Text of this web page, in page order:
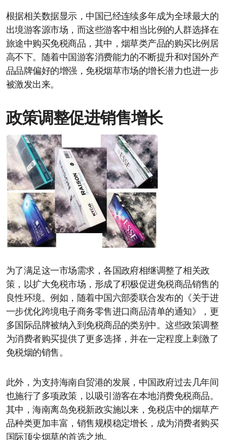
根据相关数据显示，中国已经连续多年成为全球最大的
出境游客源市场，而这些游客中相当比例的人群选择在
旅途中购买免税商品，其中，烟草类产品的购买比例居
高不下。随着中国游客消费能力的不断提升和对国外产
品品牌偏好的增强，免税烟草市场的增长潜力也进一步
被激发出来。
政策调整促进销售增长
为了满足这一市场需求，各国政府相继调整了相关政
策，以扩大免税市场，形成了积极促进免税商品销售的
良性环境。例如，随着中国六部委联合发布的《关于进
一步优化跨境电子商务零售进口商品清单的通知》，更
多国际品牌被纳入到免税商品的类别中。这些政策调整
为消费者购买提供了更多选择，并在一定程度上刺激了
免税烟的销售。
此外，为支持海南自贸港的发展，中国政府过去几年间
也施行了多项政策，以吸引游客在本地消费免税商品。
其中，海南离岛免税新政实施以来，免税店中的烟草产
品种类更加丰富，销售规模稳定增长，成为消费者购买
国际顶尖烟草的首选之地。